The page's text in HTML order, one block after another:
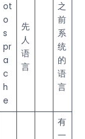
ot
o
s
pr
a
c
h
e
先
人
语
言
之
前
系
统
的
语
言
有
一